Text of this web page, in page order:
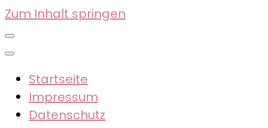
Zum Inhalt springen
Startseite
Impressum
Datenschutz